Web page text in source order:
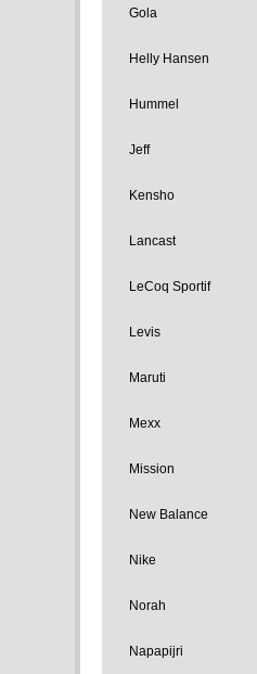
Gola
Helly Hansen
Hummel
Jeff
Kensho
Lancast
LeCoq Sportif
Levis
Maruti
Mexx
Mission
New Balance
Nike
Norah
Napapijri